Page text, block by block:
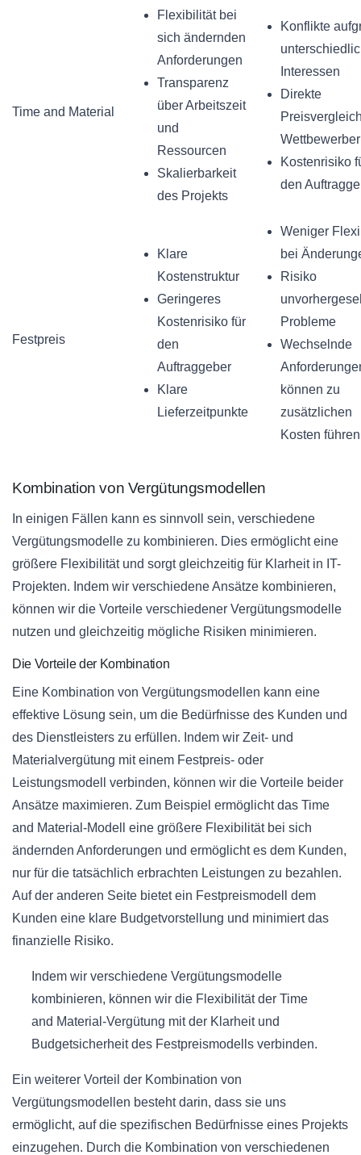
Time and Material
Flexibilität bei
sich ändernden
Anforderungen
Transparenz
über Arbeitszeit
und
Ressourcen
Skalierbarkeit
des Projekts
Konflikte
Interessen
Direkte
Kostenrisiko
den
Festpreis
Klare
Kostenstruktur
Geringeres
Kostenrisiko für
den
Auftraggeber
Klare
Lieferzeitpunkte
Weniger
bei
Risiko
Probleme
Wechselnde
können zu
zusätzlichen
Kosten führen
Kombination von Vergütungsmodellen
In einigen Fällen kann es sinnvoll sein, verschiedene
Vergütungsmodelle zu kombinieren. Dies ermöglicht eine
größere Flexibilität und sorgt gleichzeitig für Klarheit in IT-
Projekten. Indem wir verschiedene Ansätze kombinieren,
können wir die Vorteile verschiedener Vergütungsmodelle
nutzen und gleichzeitig mögliche Risiken minimieren.
Die Vorteile der Kombination
Eine Kombination von Vergütungsmodellen kann eine
effektive Lösung sein, um die Bedürfnisse des Kunden und
des Dienstleisters zu erfüllen. Indem wir Zeit- und
Materialvergütung mit einem Festpreis- oder
Leistungsmodell verbinden, können wir die Vorteile beider
Ansätze maximieren. Zum Beispiel ermöglicht das Time
and Material-Modell eine größere Flexibilität bei sich
ändernden Anforderungen und ermöglicht es dem Kunden,
nur für die tatsächlich erbrachten Leistungen zu bezahlen.
Auf der anderen Seite bietet ein Festpreismodell dem
Kunden eine klare Budgetvorstellung und minimiert das
finanzielle Risiko.
Indem wir verschiedene Vergütungsmodelle
kombinieren, können wir die Flexibilität der Time
and Material-Vergütung mit der Klarheit und
Budgetsicherheit des Festpreismodells verbinden.
Ein weiterer Vorteil der Kombination von
Vergütungsmodellen besteht darin, dass sie uns
ermöglicht, auf die spezifischen Bedürfnisse eines Projekts
einzugehen. Durch die Kombination von verschiedenen